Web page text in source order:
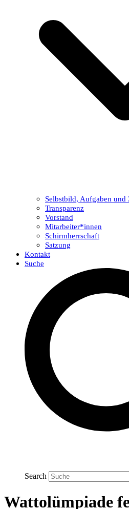
Selbstbild, Aufgaben und
Transparenz
Vorstand
Mitarbeiter*innen
Schirmherrschaft
Satzung
Kontakt
Suche
Search
Wattolümpiade